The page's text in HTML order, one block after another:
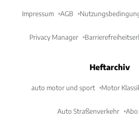
Impressum AGB
Privacy Manager
Heftarchiv
auto motor und sport Motor
Auto Straßenverkehr